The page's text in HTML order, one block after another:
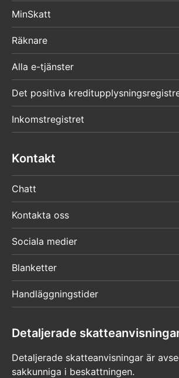
MinSkatt
Räknare
Alla e-tjänster
Det positiva
Inkomstregistret
Kontakt
Chatt
Kontakta oss
Sociala medier
Blanketter
Handläggningstider
Detaljerade
Detaljerade skatteanvisningar är
sakkunniga i beskattningen.